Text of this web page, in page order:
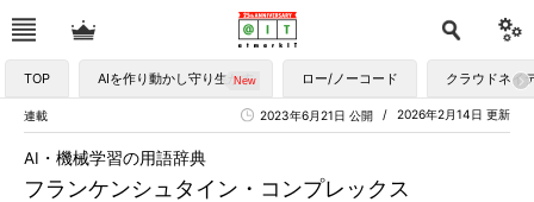
TOP AIを作り動かし守り生かす ロー/ノーコード クラウドネイ
連載 2026年2月14日 更新
2023年6月21日 公開
フランケンシュタイン・コンプレックス
AI・機械学習の用語辞典